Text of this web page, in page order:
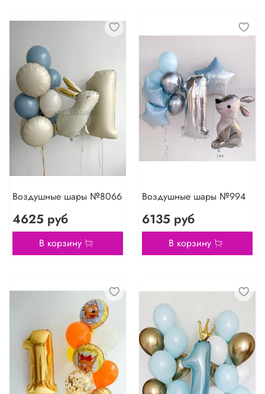
Воздушные шары №8066
4625 руб
В корзину
Воздушные шары №994
6135 руб
В корзину